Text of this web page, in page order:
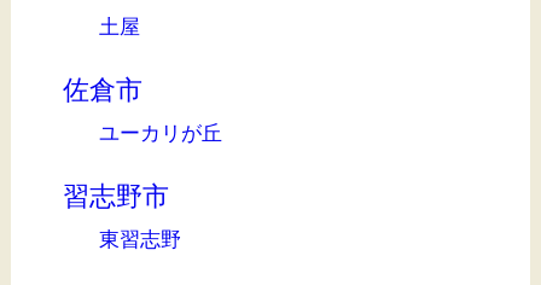
土屋
佐倉市
ユーカリが丘
習志野市
東習志野